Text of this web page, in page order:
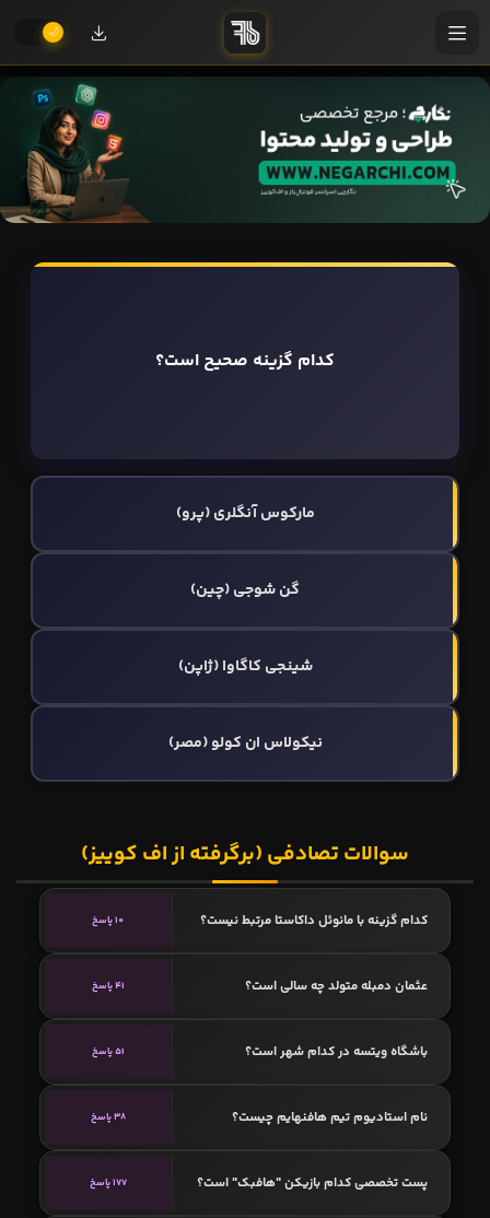
کدام گزینه صحیح است؟
مارکوس آنگلری (پرو)
گن شوجی (چین)
شینجی کاگاوا (ژاپن)
نيكولاس ان کولو (مصر)
سوالات تصادفی (برگرفته از اف کوییز)
کدام گزینه با مانوئل داکاستا مرتبط نیست؟ 10 پاسخ
عثمان دمبله متولد چه سالی است؟ 41 پاسخ
باشگاه ویتسه در کدام شهر است؟ 51 پاسخ
نام استادیوم تیم هافنهایم چیست؟ 38 پاسخ
پست تخصصی کدام بازیکن "هافبک" است؟ 177 پاسخ